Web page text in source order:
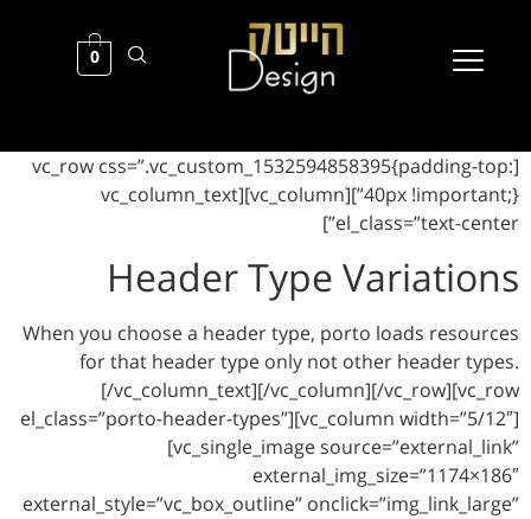
0
[vc_row
40px !important;}”][vc_column][vc_column_text
Header
When you choose a header type,
for that header type only
[/vc_column_text][/
el_class=”porto-header-
[vc_single_image
external_style=”vc_box_outline”